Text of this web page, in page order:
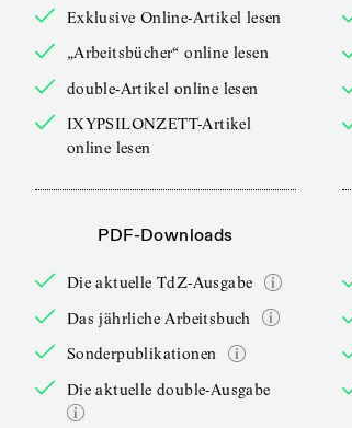
Exklusive Online-Artikel lesen
„Arbeitsbücher“ online lesen
double-Artikel online lesen
IXYPSILONZETT-Artikel
online lesen
PDF-Downloads
Die aktuelle TdZ-Ausgabe
Das jährliche Arbeitsbuch
Sonderpublikationen
Die aktuelle double-Ausgabe